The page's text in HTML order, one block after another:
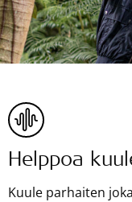
Helppoa
Kuule parhaiten